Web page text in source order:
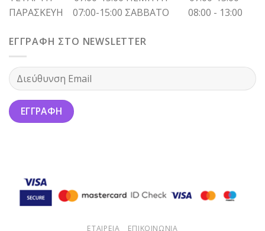
ΠΑΡΑΣΚΕΥΗ 07:00-15:00 ΣΑΒΒΑΤΟ 08:00 - 13:00
ΕΓΓΡΑΦΗ ΣΤΟ NEWSLETTER
ΕΤΑΙΡΕΙΑ ΕΠΙΚΟΙΝΩΝΙΑ